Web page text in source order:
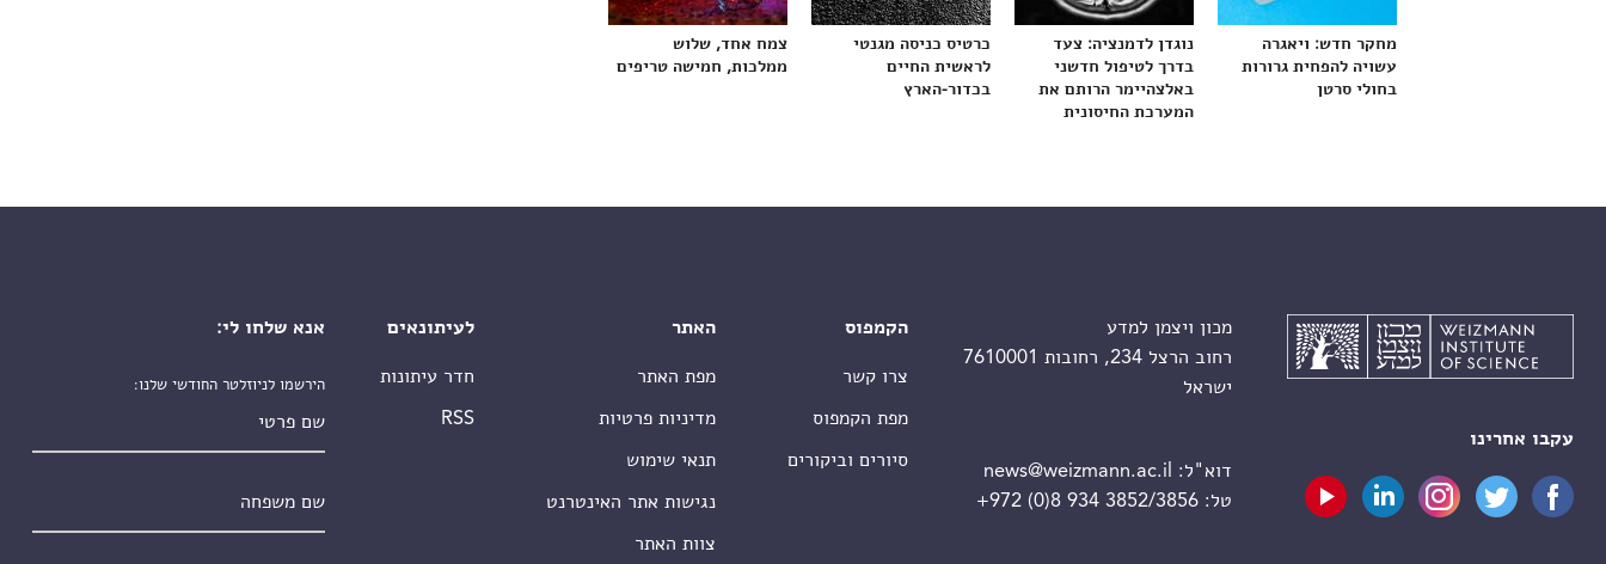
מחקר חדש: ויאגרה
עשויה להפחית גרורות
בחולי סרטן
נוגדן לדמנציה: צעד
בדרך לטיפול חדשני
באלצהיימר הרותם את
המערכת החיסונית
כרטיס כניסה מגנטי
לראשית החיים
בכדור-הארץ
צמח אחד, שלוש
ממלכות, חמישה טריפים
עקבו אחרינו
מכון ויצמן למדע
רחוב הרצל 234, רחובות 7610001
ישראל
דוא"ל:
news@weizmann.ac.il
טל:+972 (0)8 934 3852/3856
הקמפוס
צרו קשר
מפת הקמפוס
סיורים וביקורים
האתר
מפת האתר
מדיניות פרטיות
תנאי שימוש
נגישות אתר האינטרנט
צוות האתר
לעיתונאים
חדר עיתונות
RSS
אנא שלחו לי:
הירשמו לניוזלטר החודשי שלנו: